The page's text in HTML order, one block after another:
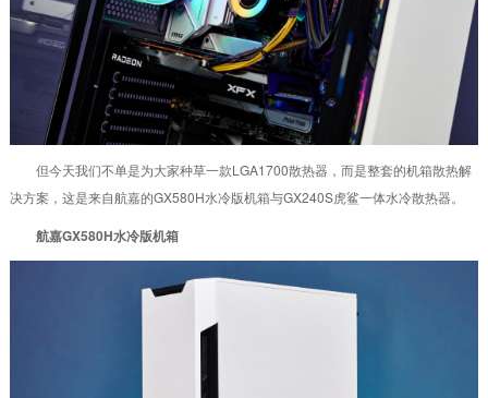
但今天我们不单是为大家种草一款LGA1700散热器，而是整套的机箱散热解
决方案，这是来自航嘉的GX580H水冷版机箱与GX240S虎鲨一体水冷散热器。
航嘉GX580H水冷版机箱